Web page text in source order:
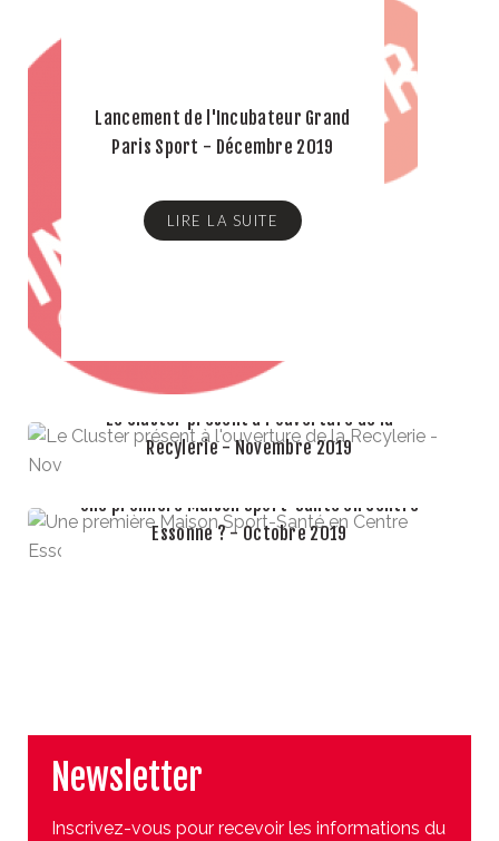
Lancement de l'Incubateur Grand
Paris Sport - Décembre 2019
LIRE LA SUITE
Le Cluster présent à l'ouverture de la
Recylerie - Novembre 2019
LIRE LA SUITE
Une première Maison Sport-Santé en Centre
Essonne ? - Octobre 2019
Newsletter
Inscrivez-vous pour recevoir les informations du